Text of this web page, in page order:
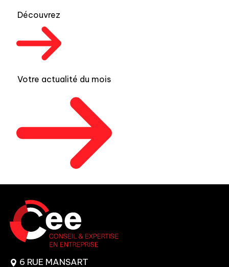
Découvrez
Votre actualité du mois
6 RUE MANSART